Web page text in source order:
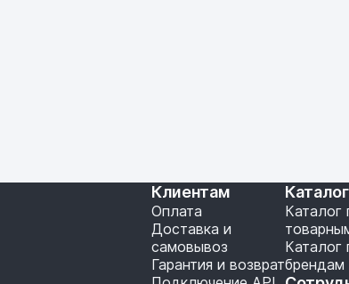
Клиентам
Оплата
Доставка и
самовывоз
Гарантия и возврат
Каталог
Каталог
брендам